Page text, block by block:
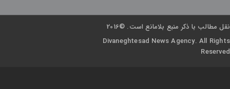
نقل مطالب با ذکر منبع بلامانع است. ©2016
Divaneghtesad News Agency. All Rights
Reserved